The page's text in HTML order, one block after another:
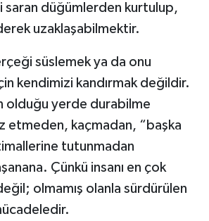
saran düğümlerden kurtulup,
uzaklaşabilmektir.
süslemek ya da onu
kendimizi kandırmak değildir.
olduğu yerde durabilme
etmeden, kaçmadan, “başka
tutunmadan
Çünkü insanı en çok
olmamış olanla sürdürülen